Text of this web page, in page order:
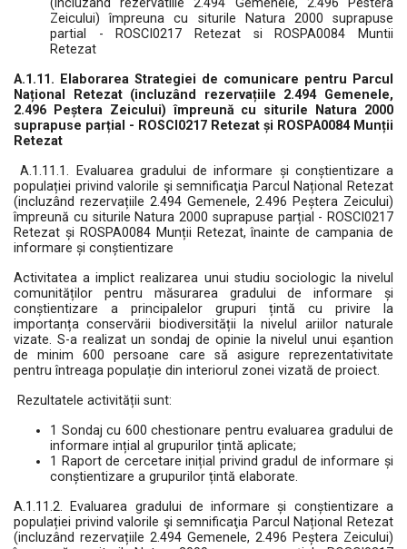
(incluzând rezervatiile 2.494 Gemenele, 2.496 Pestera
Zeicului) împreuna cu siturile Natura 2000 suprapuse
partial - ROSCI0217 Retezat si ROSPA0084 Muntii
Retezat
A.1.11. Elaborarea Strategiei de comunicare pentru Parcul
Național Retezat (incluzând rezervațiile 2.494 Gemenele,
2.496 Peștera Zeicului) împreună cu siturile Natura 2000
suprapuse parțial - ROSCI0217 Retezat și ROSPA0084 Munții
Retezat
A.1.11.1. Evaluarea gradului de informare și conștientizare a
populației privind valorile şi semnificaţia Parcul Național Retezat
(incluzând rezervațiile 2.494 Gemenele, 2.496 Peștera Zeicului)
împreună cu siturile Natura 2000 suprapuse parțial - ROSCI0217
Retezat și ROSPA0084 Munții Retezat, înainte de campania de
informare și conștientizare
Activitatea a implict realizarea unui studiu sociologic la nivelul
comunităților pentru măsurarea gradului de informare și
conștientizare a principalelor grupuri țintă cu privire la
importanța conservării biodiversității la nivelul ariilor naturale
vizate. S-a realizat un sondaj de opinie la nivelul unui eșantion
de minim 600 persoane care să asigure reprezentativitate
pentru întreaga populație din interiorul zonei vizată de proiect.
Rezultatele activității sunt:
1 Sondaj cu 600 chestionare pentru evaluarea gradului de
informare ințial al grupurilor țintă aplicate;
1 Raport de cercetare inițial privind gradul de informare și
conștientizare a grupurilor țintă elaborate.
A.1.11.2. Evaluarea gradului de informare și conștientizare a
populației privind valorile şi semnificaţia Parcul Național Retezat
(incluzând rezervațiile 2.494 Gemenele, 2.496 Peștera Zeicului)